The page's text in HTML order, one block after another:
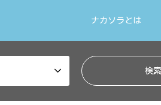
ナカソラとは